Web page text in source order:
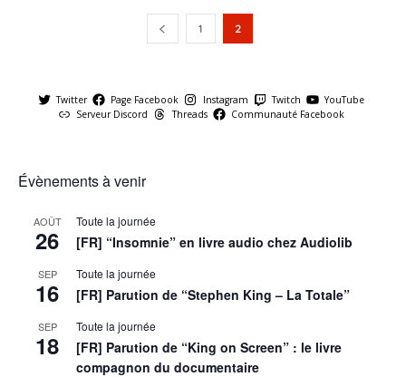
1 2
Twitter Page Facebook Instagram Twitch
YouTube
Serveur Discord
Threads Communauté Facebook
Évènements à venir
AOÛT
26
Toute la journée
[FR] “Insomnie” en livre audio chez Audiolib
SEP
16
Toute la journée
[FR] Parution de “Stephen King – La Totale”
SEP
18
Toute la journée
[FR] Parution de “King on Screen” : le livre
compagnon du documentaire